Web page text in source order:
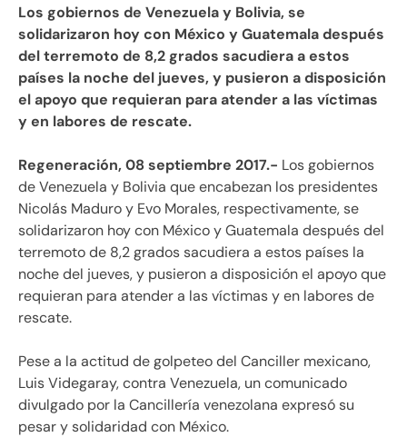
Los gobiernos de Venezuela y Bolivia, se
solidarizaron hoy con México y Guatemala después
del terremoto de 8,2 grados sacudiera a estos
países la noche del jueves, y pusieron a disposición
el apoyo que requieran para atender a las víctimas
y en labores de rescate.
Regeneración, 08 septiembre 2017.- Los gobiernos
de Venezuela y Bolivia que encabezan los presidentes
Nicolás Maduro y Evo Morales, respectivamente, se
solidarizaron hoy con México y Guatemala después del
terremoto de 8,2 grados sacudiera a estos países la
noche del jueves, y pusieron a disposición el apoyo que
requieran para atender a las víctimas y en labores de
rescate.
Pese a la actitud de golpeteo del Canciller mexicano,
Luis Videgaray, contra Venezuela, un comunicado
divulgado por la Cancillería venezolana expresó su
pesar y solidaridad con México.